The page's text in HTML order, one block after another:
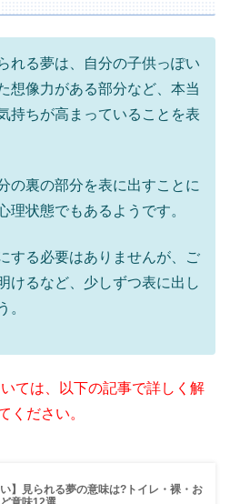
れる夢は、自分の子供っぽい
想像力がある部分など、本当
持ちが高まっていることを表
の裏の部分を表に出すことに
理状態でもあるようです。
する必要はありませんが、ご
けるなど、少しずつ表に出し
。
ては、以下の記事で詳しく解
ください。
い】見られる夢の意味は?トイレ・裸・お